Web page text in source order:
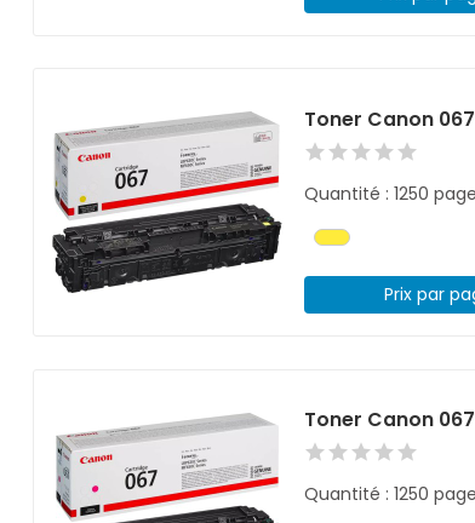
Toner Canon
Quantité : 1250
Prix par
Toner Canon
Quantité : 1250